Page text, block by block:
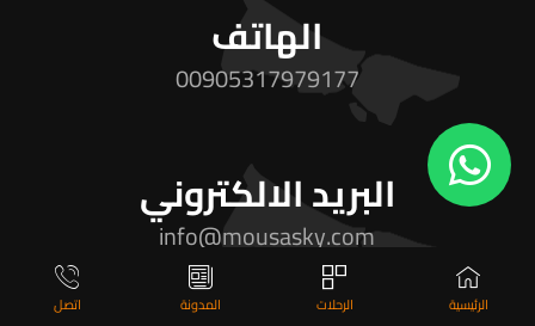
الهاتف
00905317979177
البريد الالكتروني
info@mousasky.com
الرئيسية الرحلات المدونة اتصل